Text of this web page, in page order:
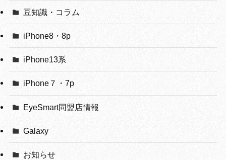
豆知識・コラム
iPhone8・8p
iPhone13系
iPhone７・7p
EyeSmart同盟店情報
Galaxy
お知らせ